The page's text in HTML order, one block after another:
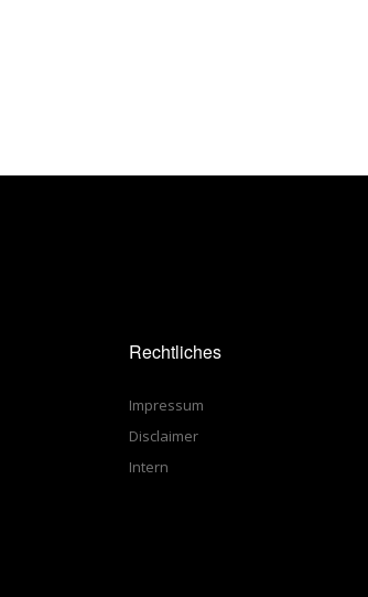
Rechtliches
Impressum
Disclaimer
Intern